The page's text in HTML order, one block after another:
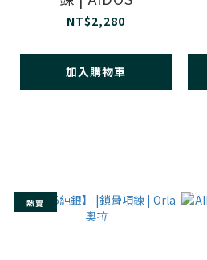
NT$2,280
加入購物車
熱賣